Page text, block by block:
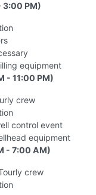
3:00 PM)
equipment
- 11:00 PM)
crew
control event
equipment
- 7:00 AM)
crew